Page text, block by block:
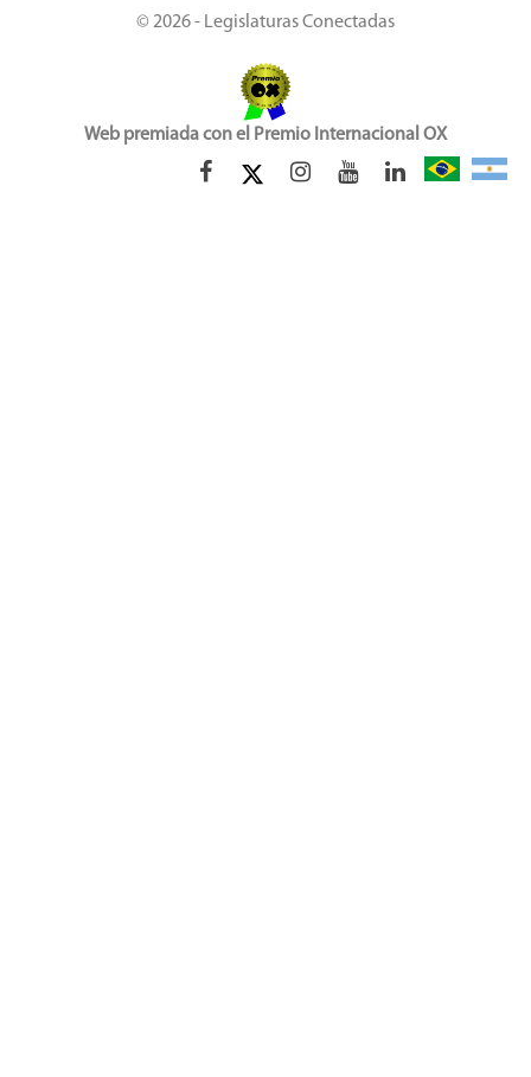
© 2026 - Legislaturas Conectadas
Web premiada con el Premio Internacional OX